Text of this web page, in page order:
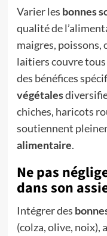
Varier les bonnes
qualité de
maigres,
laitiers couvre
des bénéfices
végétales
chiches, haricots
soutiennent
alimentaire.
Ne pas
dans son
Intégrer des
(colza, olive, noix),